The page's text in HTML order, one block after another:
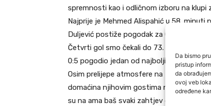
Da bismo
pristup
da
ovoj veb
određene
spremnosti kao i odličnom izboru na
Najprije je Mehmed Alispahić u 58.
Duljević postiže pogodak za 0:3.
Četvrti gol smo čekali do 73. minute kada
0:5 pogodio jedan od najboljih aktera
Osim prelijepe atmosfere na terenu i na
domaćina njihovim gostima na čelu sa
su na ama baš svaki zahtjev domaćina